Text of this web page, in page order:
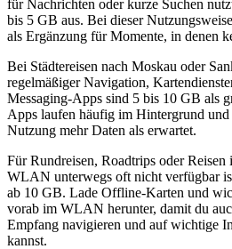
für Nachrichten oder kurze Suchen
bis 5 GB aus. Bei dieser
als Ergänzung für Momente, in denen
Bei Städtereisen nach Moskau oder
regelmäßiger Navigation,
Messaging-Apps sind 5 bis 10 GB als
Apps laufen häufig im Hintergrund und
Nutzung mehr Daten als erwartet.
Für Rundreisen, Roadtrips oder
WLAN unterwegs oft nicht verfügbar
ab 10 GB. Lade Offline-Karten und
vorab im WLAN herunter, damit du
Empfang navigieren und auf wichtige
kannst.